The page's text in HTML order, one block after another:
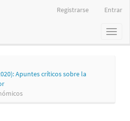
Registrarse Entrar
Toggle
Apuntes críticos sobre la